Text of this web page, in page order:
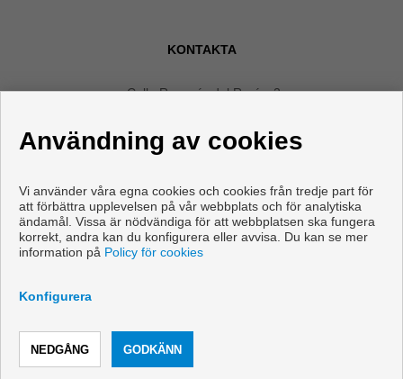
KONTAKTA
KONTAKTA
Calle Romería del Rocío, 2
29640 Fuengirola (Málaga)
info@vanicasa.com
Från Måndag - Fredag : 10:00 - 13:30 och 17:00 - 19:30
Användning av cookies
Vi använder våra egna cookies och cookies från tredje part för
att förbättra upplevelsen på vår webbplats och för analytiska
ändamål. Vissa är nödvändiga för att webbplatsen ska fungera
korrekt, andra kan du konfigurera eller avvisa. Du kan se mer
information på Policy för cookies
Konfigurera